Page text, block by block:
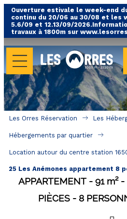
Ouverture estivale le week-end
continu du 20/06 au 30/08 et les
5.6/09 et 12.13/09/
travaux à 1800m sur
LES
Toutes nos
Hébergements
Hébergements
A proximité des remontées
Hôtels - Chambres
SÉJOURS &
Les Orres Réservation Les
Hébergements par quartier
Location autour du centre station
25 Les Anémones appartement 8
APPARTEMENT 91 m²
PIÈCES
8